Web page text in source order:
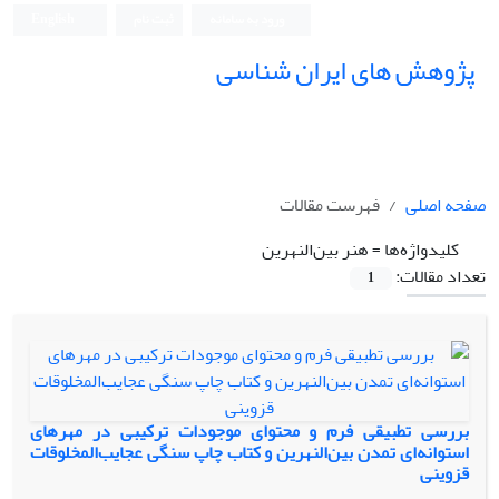
پژوهش های ایران شناسی
صفحه اصلی
فهرست مقالات
کلیدواژه‌ها =هنر بین‌النهرین
تعداد مقالات:
1
بررسی تطبیقی فرم و محتوای موجودات ترکیبی در مهرهای
استوانه‌ای تمدن بین‌النهرین و کتاب چاپ سنگی عجایب‌المخلوقات
قزوینی